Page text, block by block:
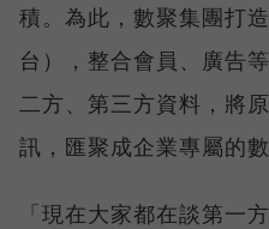
積。為此，數聚集團打
台），整合會員、廣告
二方、第三方資料，將
訊，匯聚成企業專屬的數
「現在大家都在談第一